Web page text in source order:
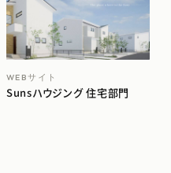
WEBサイト
Sunsハウジング 住宅部門